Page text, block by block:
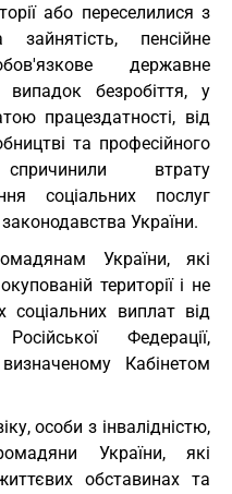
або переселилися з
пенсійне
державне
випадок безробіття, у
працездатності, від
та професійного
втрату
соціальних послуг
України.
України, які
території і не
соціальних виплат від
Федерації,
Кабінетом
особи з інвалідністю,
України, які
обставинах та